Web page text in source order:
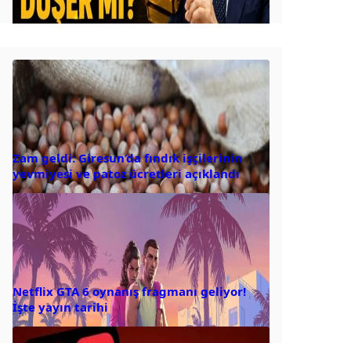
Zam geldi: Giresun’da fındık işçilerinin
yevmiyesi ve patoz ücretleri açıklandı
Netflix GTA 6 oynanış fragmanı geliyor!
İşte yayın tarihi